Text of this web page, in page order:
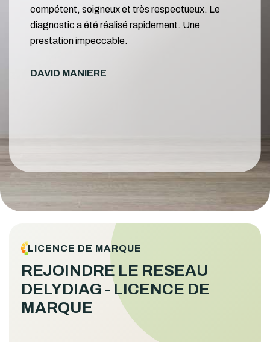
compétent, soigneux et très respectueux. Le
diagnostic a été réalisé rapidement. Une
prestation impeccable.
DAVID MANIERE
LICENCE DE MARQUE
REJOINDRE LE RESEAU
DELYDIAG - LICENCE DE
MARQUE